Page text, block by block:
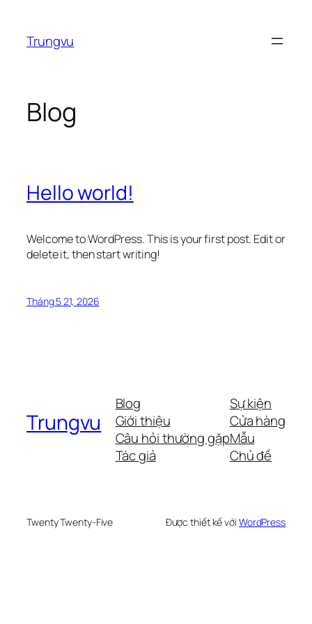
phầnTrungvu
Blog
Hello world!
Welcome to WordPress. This is your first post. Edit or
delete it, then start writing!
Tháng 5 21, 2026
Trungvu
Blog
Giới thiệu
Câu hỏi thường gặp
Tác giả
Sự kiện
Cửa hàng
Mẫu
Chủ đề
Twenty Twenty-Five Được thiết kế với WordPress